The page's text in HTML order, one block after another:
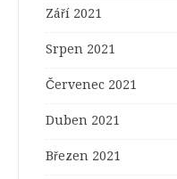
Září 2021
Srpen 2021
Červenec 2021
Duben 2021
Březen 2021